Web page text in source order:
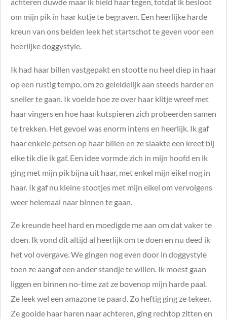
achteren duwde maar ik hield haar tegen, totdat ik besloot
om mijn pik in haar kutje te begraven. Een heerlijke harde
kreun van ons beiden leek het startschot te geven voor een
heerlijke doggystyle.
Ik had haar billen vastgepakt en stootte nu heel diep in haar
op een rustig tempo, om zo geleidelijk aan steeds harder en
sneller te gaan. Ik voelde hoe ze over haar klitje wreef met
haar vingers en hoe haar kutspieren zich probeerden samen
te trekken. Het gevoel was enorm intens en heerlijk. Ik gaf
haar enkele petsen op haar billen en ze slaakte een kreet bij
elke tik die ik gaf. Een idee vormde zich in mijn hoofd en ik
ging met mijn pik bijna uit haar, met enkel mijn eikel nog in
haar. Ik gaf nu kleine stootjes met mijn eikel om vervolgens
weer helemaal naar binnen te gaan.
Ze kreunde heel hard en moedigde me aan om dat vaker te
doen. Ik vond dit altijd al heerlijk om te doen en nu deed ik
het vol overgave. We gingen nog even door in doggystyle
toen ze aangaf een ander standje te willen. Ik moest gaan
liggen en binnen no-time zat ze bovenop mijn harde paal.
Ze leek wel een amazone te paard. Zo heftig ging ze tekeer.
Ze gooide haar haren naar achteren, ging rechtop zitten en